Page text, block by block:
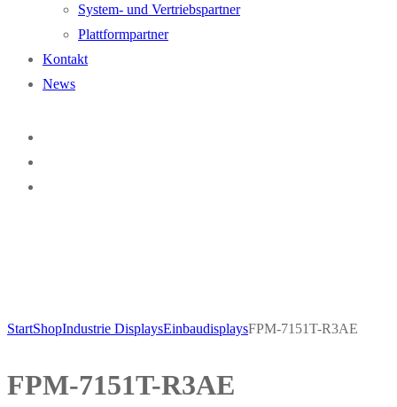
System- und Vertriebspartner
Plattformpartner
Kontakt
News
StartShopIndustrie DisplaysEinbaudisplaysFPM-7151T-R3AE
FPM-7151T-R3AE